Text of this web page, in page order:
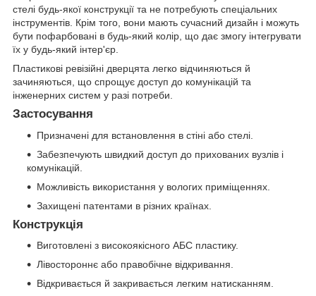
стелі будь-якої конструкції та не потребують спеціальних
інструментів. Крім того, вони мають сучасний дизайн і можуть
бути пофарбовані в будь-який колір, що дає змогу інтегрувати
їх у будь-який інтер'єр.
Пластикові ревізійні дверцята легко відчиняються й
зачиняються, що спрощує доступ до комунікацій та
інженерних систем у разі потреби.
Застосування
Призначені для встановлення в стіні або стелі.
Забезпечують швидкий доступ до прихованих вузлів і
комунікацій.
Можливість використання у вологих приміщеннях.
Захищені патентами в різних країнах.
Конструкція
Виготовлені з високоякісного АБС пластику.
Лівостороннє або правобічне відкривання.
Відкривається й закривається легким натисканням.